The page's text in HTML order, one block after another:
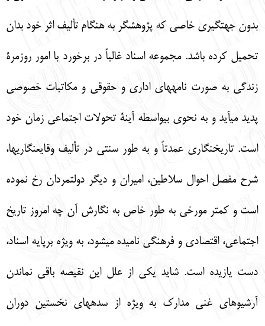
بدون جهت‏گيري خاصي كه پژوهش‏گر به هنگام تأليف اثر خود بدان
تحميل كرده باشد. مجموعه اسناد غالباً در برخورد با امور روزمرة
زندگي به صورت نامه‏هاي اداري و حقوقي و مكاتبات خصوصي
پديد مي‏آيد و به نحوي بي‏واسطه آينة تحولات اجتماعي زمان خود
است. تاريخ‏نگاري عمدتاً و به طور سنتي در تأليف وقايع‏نگاري‏ها،
شرح مفصل احوال سلاطين، اميران و ديگر دولتمردان رخ نموده
است و كمتر مورخي به طور خاص به نگارش آن چه امروز تاريخ
اجتماعي، اقتصادي و فرهنگي ناميده مي‏شود، به ويژه برپايه اسناد،
دست يازيده است. شايد يكي از علل اين نقيصه باقي نماندن
آرشيوهاي غني مدارك به ويژه از سده‏هاي نخستين دوران